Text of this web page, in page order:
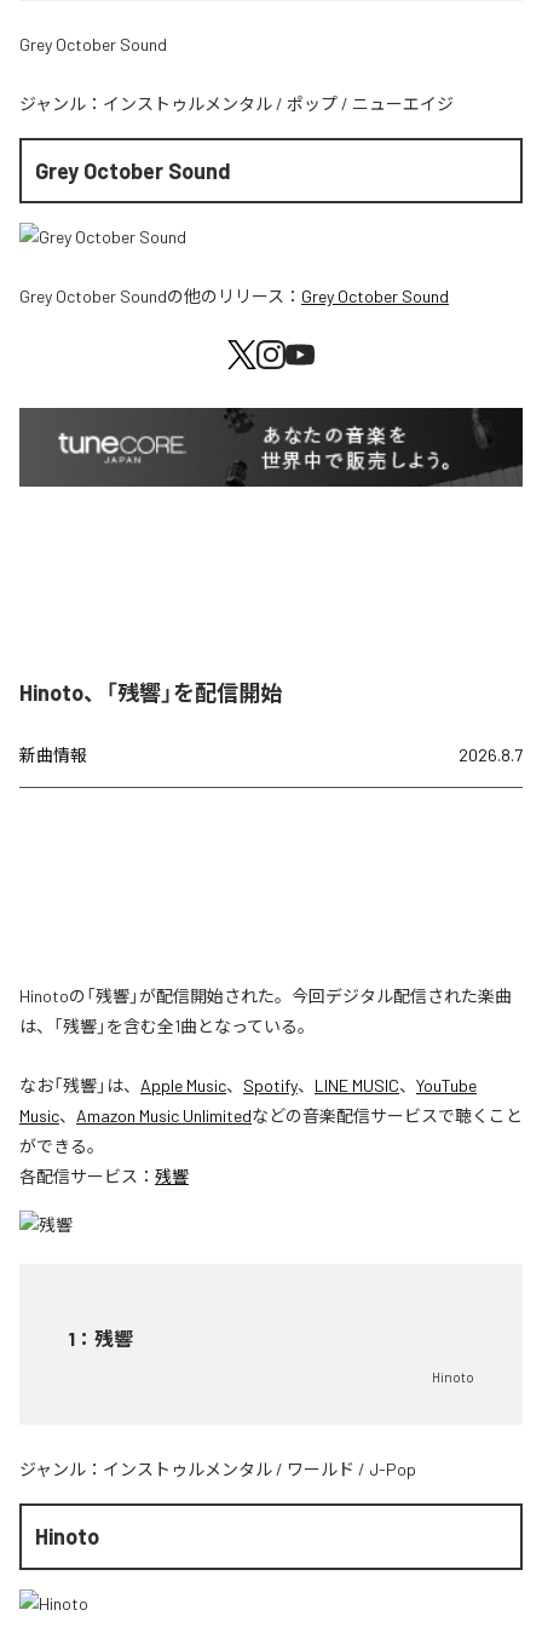
Grey October Sound
ジャンル： インストゥルメンタル / ポップ / ニューエイジ
Grey October Sound
Grey October Soundの他のリリース： Grey October Sound
Hinoto、「残響」を配信開始
新曲情報 2026.8.7
Hinotoの「残響」が配信開始された。今回デジタル配信された楽曲
は、「残響」を含む全1曲となっている。
なお「残響」は、 Apple Music、 Spotify、 LINE MUSIC、 YouTube
Music、 Amazon Music Unlimitedなどの音楽配信サービスで聴くこと
ができる。
各配信サービス： 残響
1 ： 残響
Hinoto
ジャンル： インストゥルメンタル / ワールド / J-Pop
Hinoto